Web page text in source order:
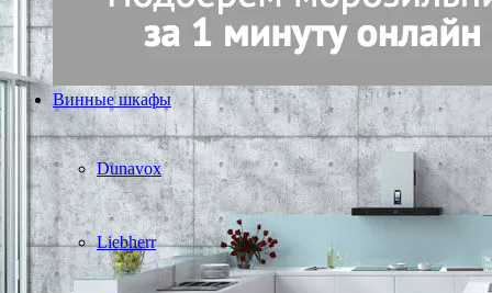
Винные шкафы
Dunavox
Liebherr